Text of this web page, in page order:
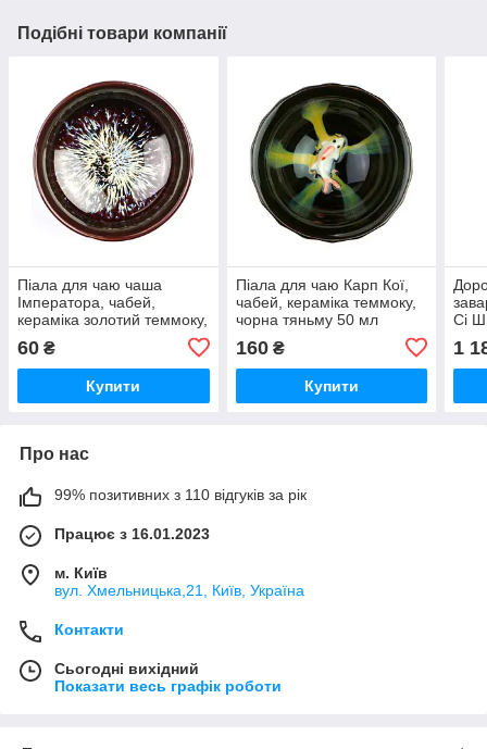
Подібні товари компанії
Піала для чаю чаша
Імператора, чабей,
кераміка золотий теммоку,
60 ₴
Купити
Піала для чаю Карп Кої,
чабей, кераміка теммоку,
чорна тяньму 50 мл
160₴
Купити
Сі
1
Про нас
99% позитивних з 110 відгуків за рік
Працює з 16.01.2023
м. Київ
вул. Хмельницька,21, Київ, Україна
Контакти
Сьогодні вихідний
Показати весь графік роботи